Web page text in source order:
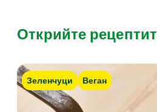
Открийте
Зеленчуци Веган